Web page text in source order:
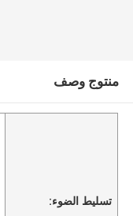
منتوج وصف
تسليط الضوء: